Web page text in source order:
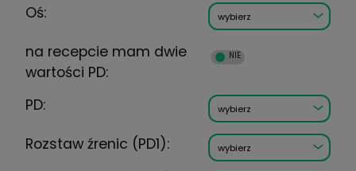
Cylinder:
Oś:
*OKO LEWE Moc: